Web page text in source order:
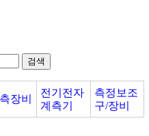
검색
장비
전기전자
계측기
측정보조
구/장비